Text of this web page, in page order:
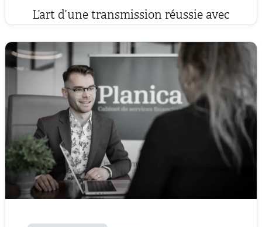
L’art d’une transmission réussie avec